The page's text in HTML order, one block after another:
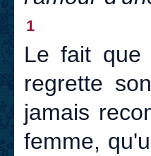
1
Le fait que
regrette
jamais
femme,